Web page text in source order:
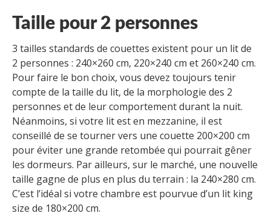
Taille pour 2 personnes
3 tailles standards de couettes existent pour un lit de
2 personnes : 240×260 cm, 220×240 cm et 260×240 cm.
Pour faire le bon choix, vous devez toujours tenir
compte de la taille du lit, de la morphologie des 2
personnes et de leur comportement durant la nuit.
Néanmoins, si votre lit est en mezzanine, il est
conseillé de se tourner vers une couette 200×200 cm
pour éviter une grande retombée qui pourrait gêner
les dormeurs. Par ailleurs, sur le marché, une nouvelle
taille gagne de plus en plus du terrain : la 240×280 cm.
C’est l’idéal si votre chambre est pourvue d’un lit king
size de 180×200 cm.